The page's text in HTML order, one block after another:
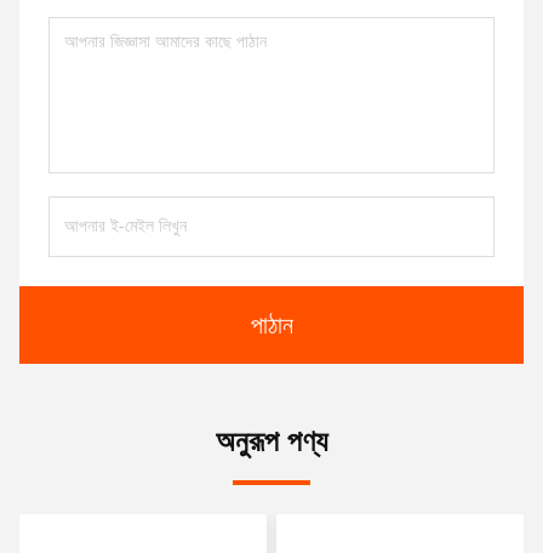
পাঠান
অনুরূপ পণ্য